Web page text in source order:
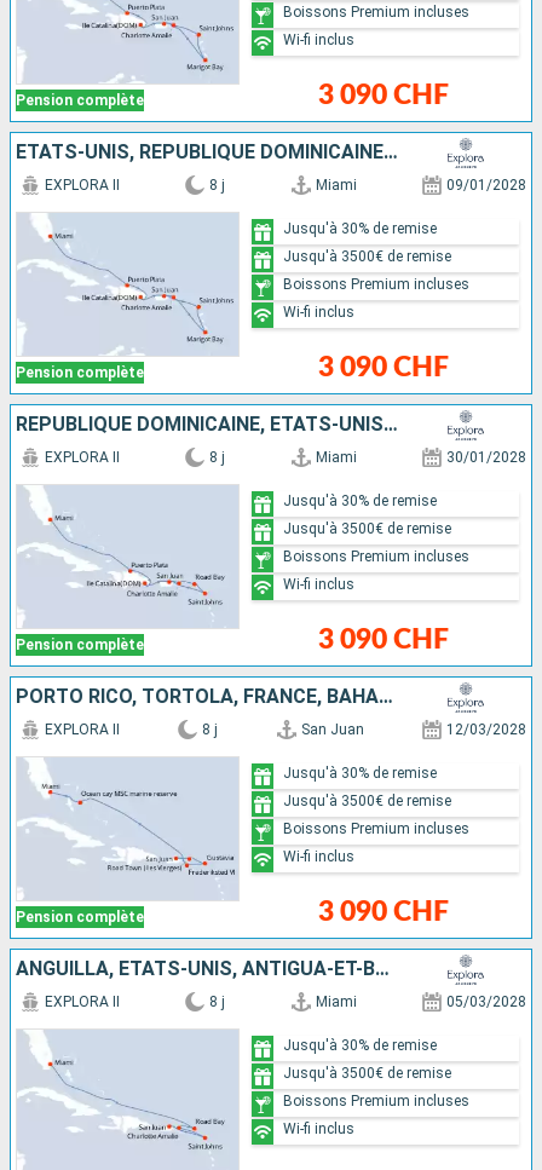
Pension complète 3 090 CHF
Boissons Premium incluses
Wi-fi inclus
ÉTATS-UNIS, RÉPUBLIQUE DOMINICAINE, SAINTE-LUCIE, ANTIGUA-ET-BARBUDA, PORTO RICO
Pension complète
EXPLORA II 8 j Miami 09/01/2028
3 090 CHF
Jusqu'à 30% de remise
Jusqu'à 3500€ de remise
Boissons Premium incluses
Wi-fi inclus
RÉPUBLIQUE DOMINICAINE, ÉTATS-UNIS, ANGUILLA, ANTIGUA-ET-BARBUDA, PORTO RICO
Pension complète
EXPLORA II 8 j Miami 30/01/2028
3 090 CHF
Jusqu'à 30% de remise
Jusqu'à 3500€ de remise
Boissons Premium incluses
Wi-fi inclus
PORTO RICO, TORTOLA, FRANCE, BAHAMAS, ÉTATS-UNIS
Pension complète
EXPLORA II 8 j San Juan 12/03/2028
3 090 CHF
Jusqu'à 30% de remise
Jusqu'à 3500€ de remise
Boissons Premium incluses
Wi-fi inclus
ANGUILLA, ÉTATS-UNIS, ANTIGUA-ET-BARBUDA, PORTO RICO
EXPLORA II 8 j Miami 05/03/2028
Jusqu'à 30% de remise
Jusqu'à 3500€ de remise
Boissons Premium incluses
Wi-fi inclus